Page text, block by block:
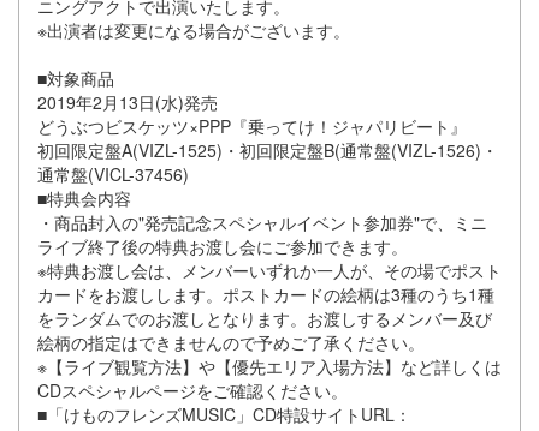
ニングアクトで出演いたします。
※出演者は変更になる場合がございます。
■対象商品
2019年2月13日(水)発売
どうぶつビスケッツ×PPP『乗ってけ！ジャパリビート』
初回限定盤A(VIZL-1525)・初回限定盤B(通常盤(VIZL-1526)・
通常盤(VICL-37456)
■特典会内容
・商品封入の"発売記念スペシャルイベント参加券"で、ミニ
ライブ終了後の特典お渡し会にご参加できます。
※特典お渡し会は、メンバーいずれか一人が、その場でポスト
カードをお渡しします。ポストカードの絵柄は3種のうち1種
をランダムでのお渡しとなります。お渡しするメンバー及び
絵柄の指定はできませんので予めご了承ください。
※【ライブ観覧方法】や【優先エリア入場方法】など詳しくは
CDスペシャルページをご確認ください。
■「けものフレンズMUSIC」CD特設サイトURL：